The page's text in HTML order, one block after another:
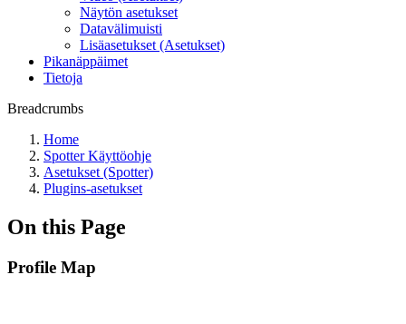
Näytön asetukset
Datavälimuisti
Lisäasetukset (Asetukset)
Pikanäppäimet
Tietoja
Breadcrumbs
Home
Spotter Käyttöohje
Asetukset (Spotter)
Plugins-asetukset
On this Page
Profile Map